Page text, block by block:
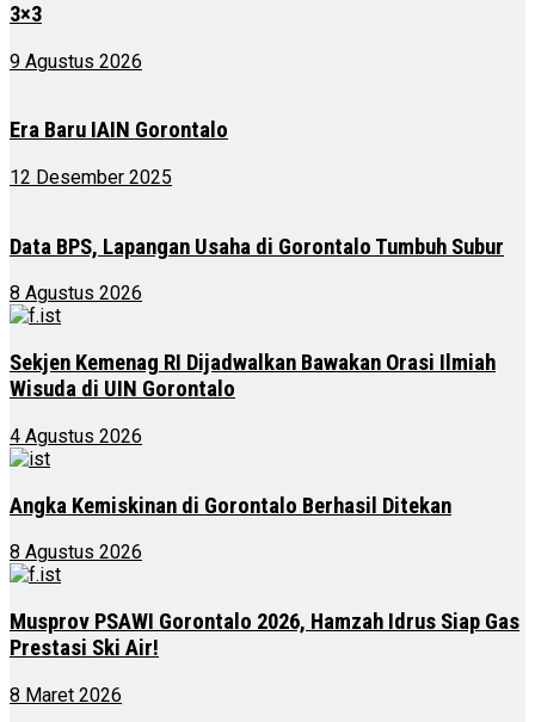
3×3
9 Agustus 2026
Era Baru IAIN Gorontalo
12 Desember 2025
Data BPS, Lapangan Usaha di Gorontalo Tumbuh Subur
8 Agustus 2026
Sekjen Kemenag RI Dijadwalkan Bawakan Orasi Ilmiah
Wisuda di UIN Gorontalo
4 Agustus 2026
Angka Kemiskinan di Gorontalo Berhasil Ditekan
8 Agustus 2026
Musprov PSAWI Gorontalo 2026, Hamzah Idrus Siap Gas
Prestasi Ski Air!
8 Maret 2026